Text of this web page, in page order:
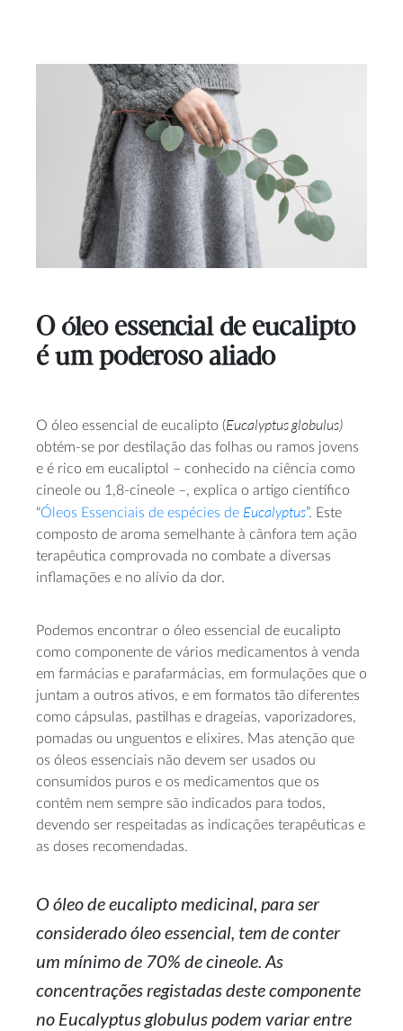
O óleo essencial de eucalipto
é um poderoso aliado
O óleo essencial de eucalipto (Eucalyptus globulus)
obtém-se por destilação das folhas ou ramos jovens
e é rico em eucaliptol – conhecido na ciência como
cineole ou 1,8-cineole –, explica o artigo científico
“Óleos Essenciais de espécies de Eucalyptus”. Este
composto de aroma semelhante à cânfora tem ação
terapêutica comprovada no combate a diversas
inflamações e no alívio da dor.
Podemos encontrar o óleo essencial de eucalipto
como componente de vários medicamentos à venda
em farmácias e parafarmácias, em formulações que o
juntam a outros ativos, e em formatos tão diferentes
como cápsulas, pastilhas e drageias, vaporizadores,
pomadas ou unguentos e elixires. Mas atenção que
os óleos essenciais não devem ser usados ou
consumidos puros e os medicamentos que os
contêm nem sempre são indicados para todos,
devendo ser respeitadas as indicações terapêuticas e
as doses recomendadas.
O óleo de eucalipto medicinal, para ser
considerado óleo essencial, tem de conter
um mínimo de 70% de cineole. As
concentrações registadas deste componente
no Eucalyptus globulus podem variar entre